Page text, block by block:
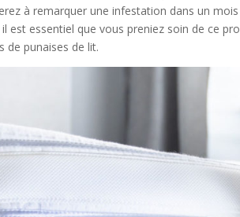
à remarquer une infestation dans un
est essentiel que vous preniez soin de ce
de punaises de lit.